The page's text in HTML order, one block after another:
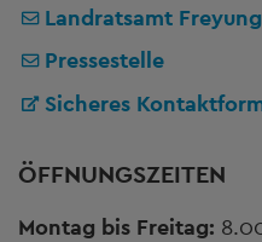
Landratsamt
Pressestelle
Sicheres
ÖFFNUNGSZEITEN
Montag bis Freitag: